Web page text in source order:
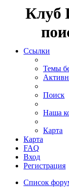
Клуб
Ссылки
Темы
Поиск
Наша
Карта
Карта
FAQ
Вход
Регистрация
Список